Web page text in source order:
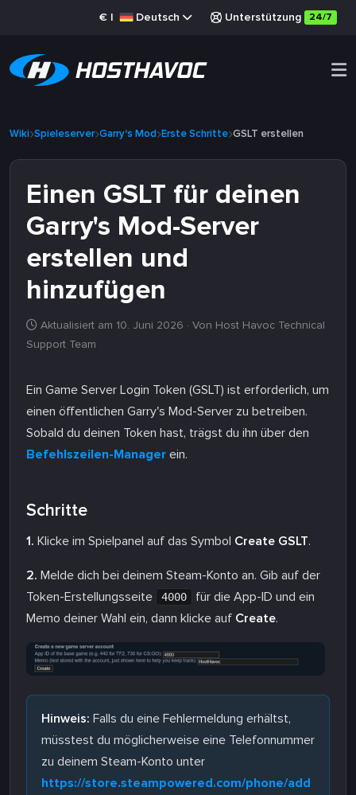
€ | Deutsch Unterstützung 24/7
Wiki Spieleserver Garry's Mod Erste Schritte GSLT erstellen
Einen GSLT für deinen
Garry's Mod-Server
erstellen und
hinzufügen
Aktualisiert am 10. Juni 2026 · Von Host Havoc Technical
Support Team
Ein Game Server Login Token (GSLT) ist erforderlich, um
einen öffentlichen Garry's Mod-Server zu betreiben.
Sobald du deinen Token hast, trägst du ihn über den
Befehlszeilen-Manager ein.
Schritte
1. Klicke im Spielpanel auf das Symbol Create GSLT.
2. Melde dich bei deinem Steam-Konto an. Gib auf der
Token-Erstellungsseite
4000
für die App-ID und ein
Memo deiner Wahl ein, dann klicke auf Create.
Hinweis: Falls du eine Fehlermeldung erhältst,
müsstest du möglicherweise eine Telefonnummer
zu deinem Steam-Konto unter
https://store.steampowered.com/phone/add